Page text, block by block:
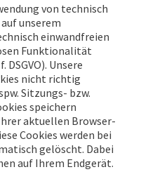
von technisch
unserem
einwandfreien
Funktionalität
Unsere
nicht richtig
Sitzungs- bzw.
speichern
aktuellen Browser-
Cookies werden bei
gelöscht. Dabei
auf Ihrem Endgerät.